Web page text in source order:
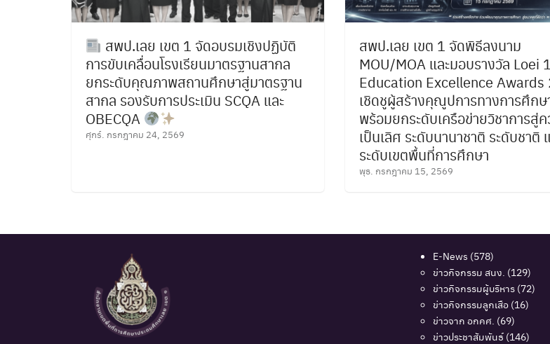
สพป.เลย เขต 1 จัดอบรมเชิงปฏิบัติ
การขับเคลื่อนโรงเรียนมาตรฐานสากล
ยกระดับคุณภาพสถานศึกษาสู่มาตรฐาน
สากล รองรับการประเมิน SCQA และ
OBECQA
ศุกร์. กรกฎาคม 24, 2569
สพป.เลย เขต 1 จัดพิธีลงนาม
MOU/MOA และมอบรางวัล Loei 1
Education Excellence Awards
เชิดชูผู้สร้างคุณูปการทางการศึกษ
พร้อมยกระดับเครือข่ายวิชาการสู่ค
เป็นเลิศ ระดับนานาชาติ ระดับชาติ
ระดับเขตพื้นที่การศึกษา
พุธ. กรกฎาคม 15, 2569
E-News (578)
ข่าวกิจกรรม สนง. (129)
ข่าวกิจกรรมผู้บริหาร (72)
ข่าวกิจกรรมลูกเสือ (16)
ข่าวจาก อกคศ. (69)
ข่าวประชาสัมพันธ์ (146)